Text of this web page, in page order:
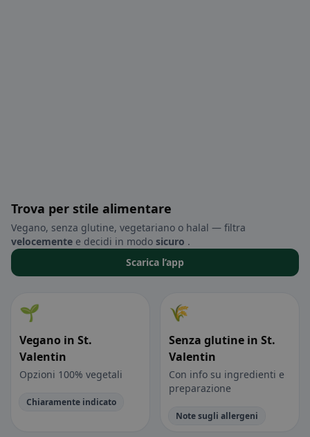
Trova per stile alimentare
Vegano, senza glutine, vegetariano o halal — filtra
velocemente e decidi in modo sicuro .
Scarica l’app
🌱
Vegano in St.
Valentin
Opzioni 100% vegetali
Chiaramente indicato
🌾
Senza glutine in St.
Valentin
Con info su ingredienti e
preparazione
Note sugli allergeni